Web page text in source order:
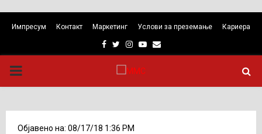
Импресум Контакт Маркетинг Услови за преземање Кариера
Facebook
TwitterInstagram
Youtube
Email
PRIMARY
Објавено на: 08/17/18 1:36 PM